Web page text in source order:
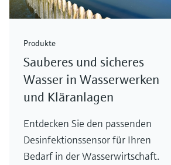
Produkte
Sauberes und sicheres
Wasser in Wasserwerken
und Kläranlagen
Entdecken Sie den passenden
Desinfektionssensor für Ihren
Bedarf in der Wasserwirtschaft.